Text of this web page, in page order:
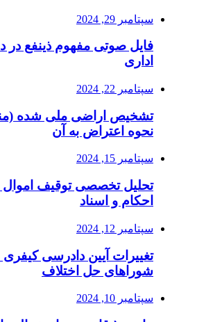
سپتامبر 29, 2024
فایل صوتی مفهوم ذینفع در
اداری
سپتامبر 22, 2024
تشخیص اراضی ملی شده
نحوه اعتراض به آن
سپتامبر 15, 2024
تحلیل تخصصی توقیف اموال
احکام و اسناد
سپتامبر 12, 2024
تغییرات آیین دادرسی
شوراهای حل اختلاف
سپتامبر 10, 2024